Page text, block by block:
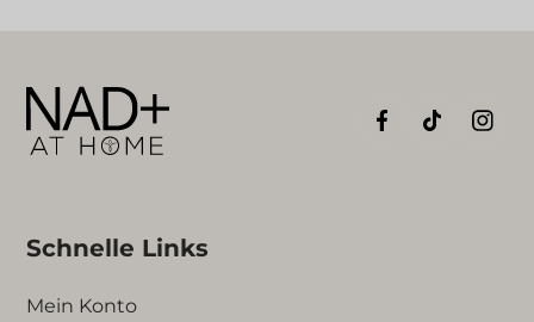
Schnelle Links
Mein Konto